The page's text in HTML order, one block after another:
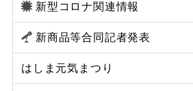
新型コロナ関連情報
新商品等合同記者発表
はしま元気まつり